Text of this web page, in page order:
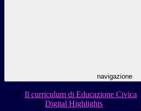
navigazione
Il curriculum di Educazione Civica
Digital Highlights